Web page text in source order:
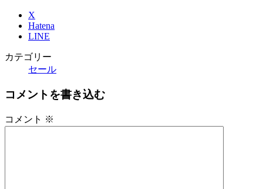
X
Hatena
LINE
カテゴリー
セール
コメントを書き込む
コメント ※